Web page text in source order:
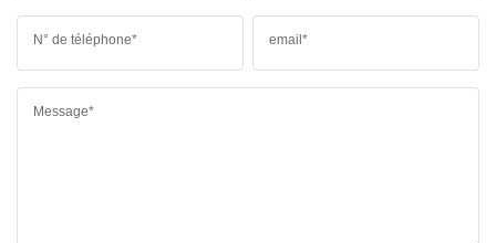
N° de téléphone* email*
Message*